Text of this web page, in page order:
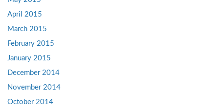
April 2015
March 2015
February 2015
January 2015
December 2014
November 2014
October 2014